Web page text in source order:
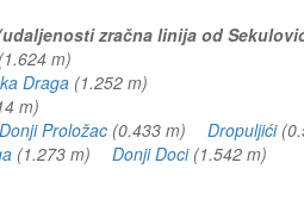
zračna linija od
(1.624 m)
Draga (1.252 m)
m)
Donji Proložac (0.433 m) Dropuljići
(1.273 m) Donji Doci(1.542 m)